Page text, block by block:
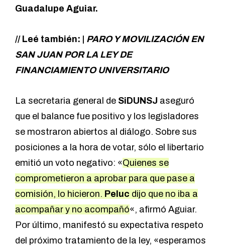
Guadalupe Aguiar.
// Leé también: | PARO Y MOVILIZACIÓN EN
SAN JUAN POR LA LEY DE
FINANCIAMIENTO UNIVERSITARIO
La secretaria general de SiDUNSJ aseguró
que el balance fue positivo y los legisladores
se mostraron abiertos al diálogo. Sobre sus
posiciones a la hora de votar, sólo el libertario
emitió un voto negativo: «Quienes se
comprometieron a aprobar para que pase a
comisión, lo hicieron. Peluc dijo que no iba a
acompañar y no acompañó«, afirmó Aguiar.
Por último, manifestó su expectativa respeto
del próximo tratamiento de la ley, «esperamos